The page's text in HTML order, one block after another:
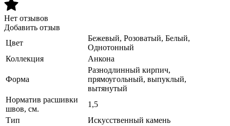
Нет отзывов
Добавить отзыв
Цвет
Бежевый, Розоватый, Белый,
Однотонный
Коллекция
Анкона
Форма
Разнодлинный кирпич,
прямоугольный, выпуклый,
вытянутый
Норматив расшивки
швов, см.
1,5
Тип
Искусственный камень